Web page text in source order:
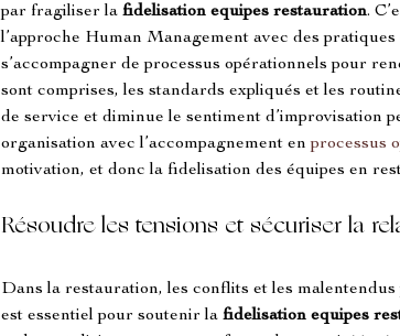
par fragiliser la fidelisation equipes restauration.
l’approche Human Management avec des
s’accompagner de processus opérationnels pour
sont comprises, les standards expliqués et les
de service et diminue le sentiment d’improvisation
organisation avec l’accompagnement en processus
motivation, et donc la fidelisation des équipes en
Résoudre les tensions et sécuriser la
Dans la restauration, les conflits et les malentendus
est essentiel pour soutenir la fidelisation equipes